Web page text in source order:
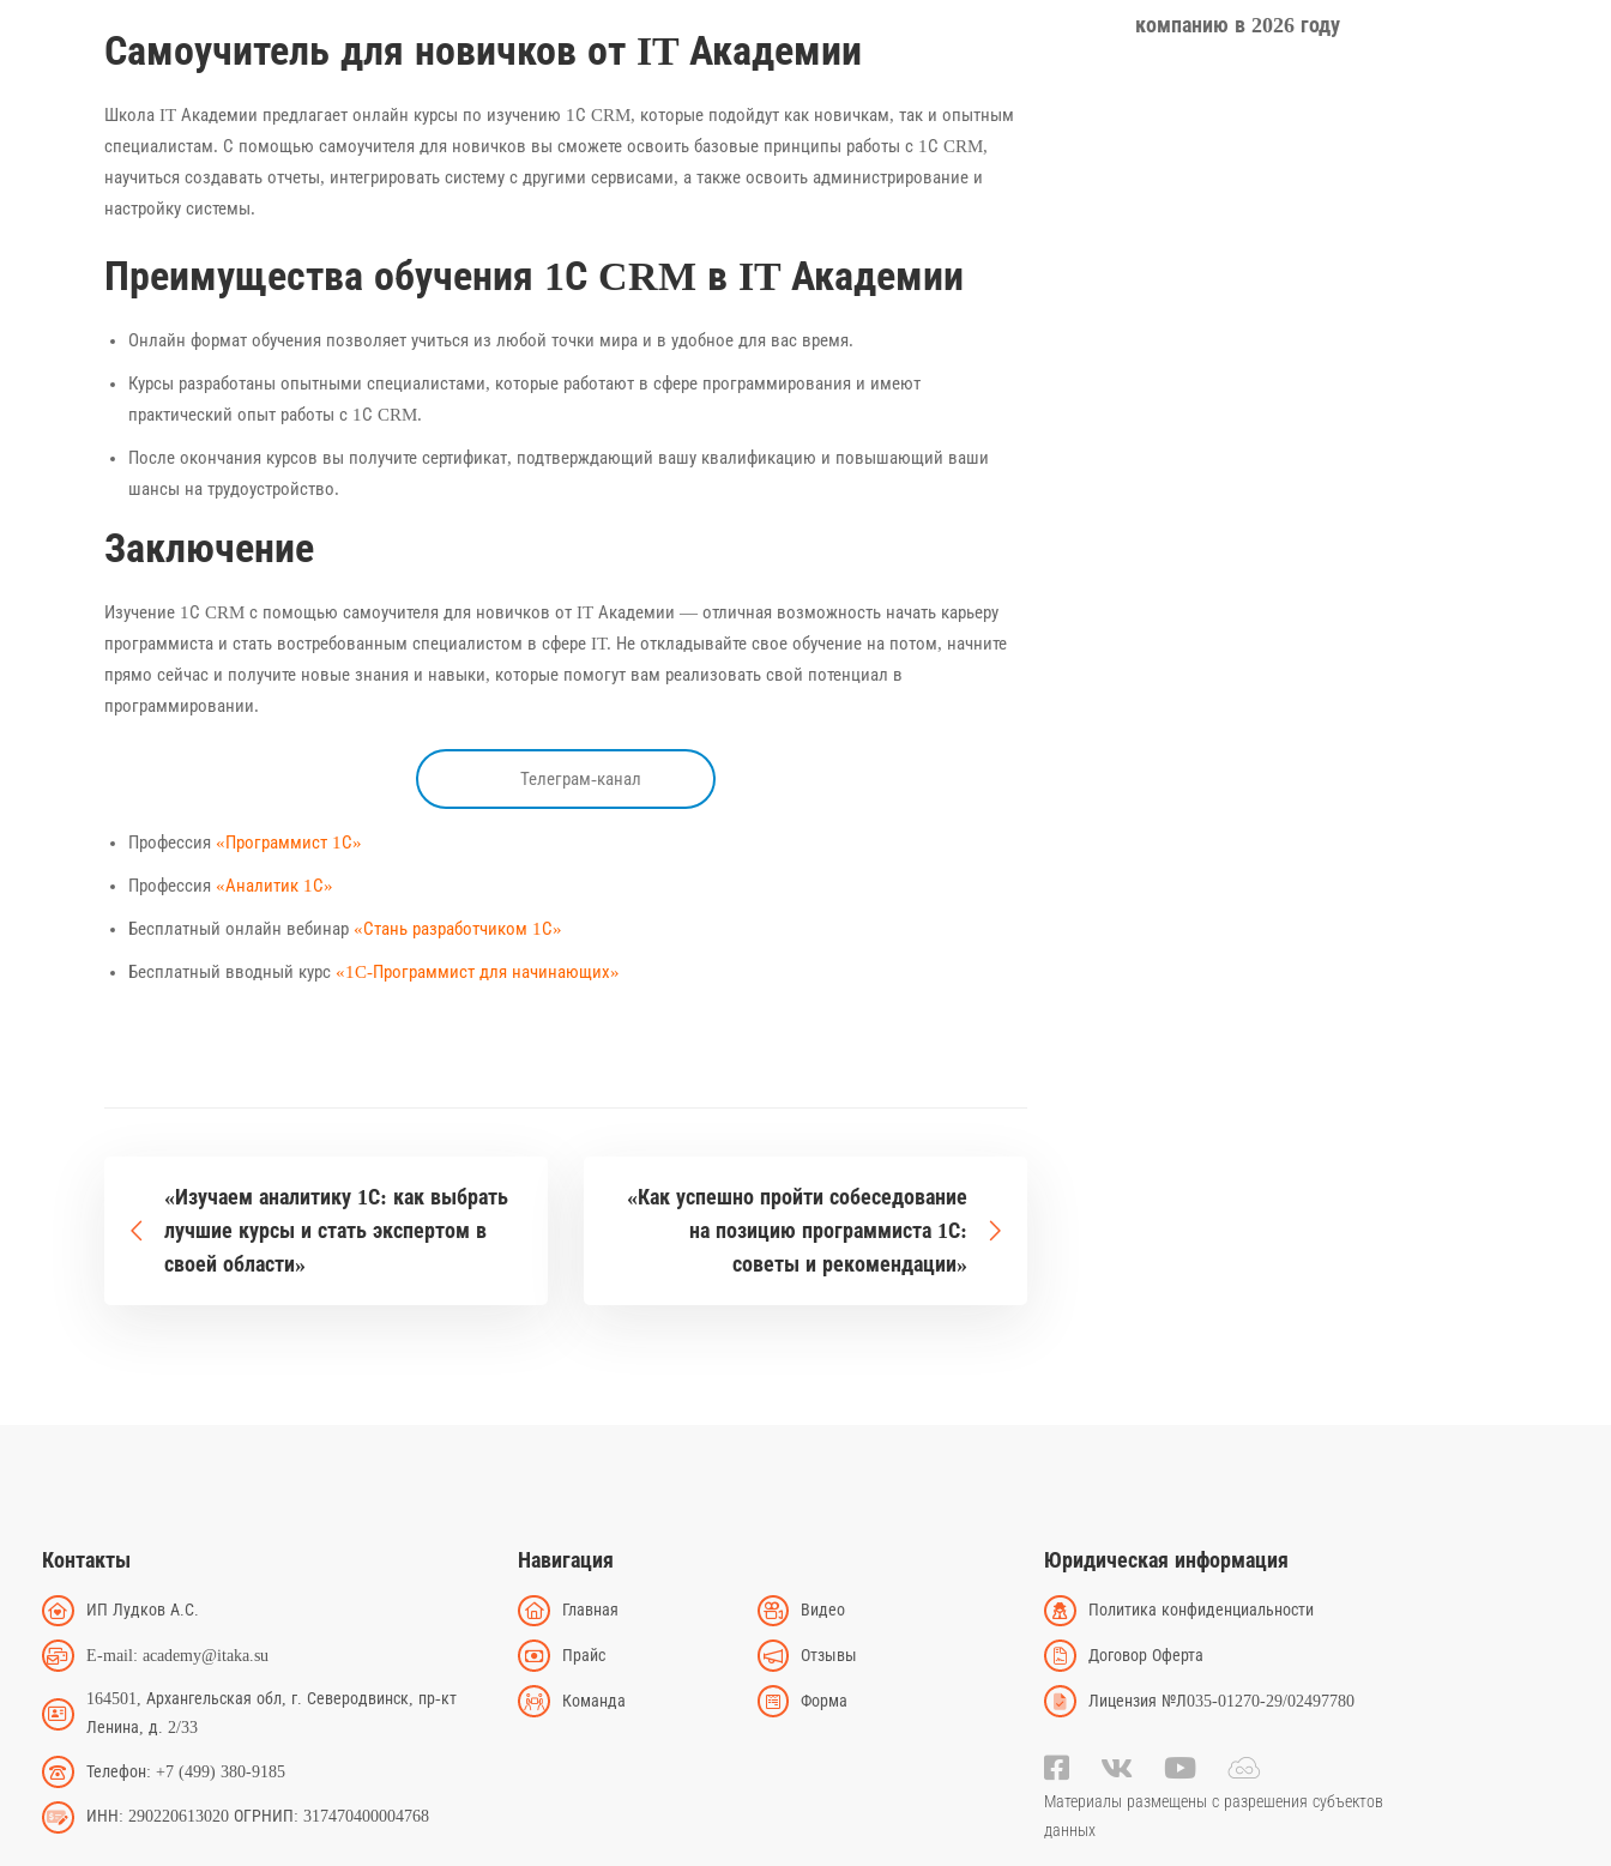
Самоучитель для новичков от IT Академии
Школа IT Академии предлагает онлайн курсы по изучению 1С CRM, которые подойдут как новичкам, так и опытным
специалистам. С помощью самоучителя для новичков вы сможете освоить базовые принципы работы с 1С CRM,
научиться создавать отчеты, интегрировать систему с другими сервисами, а также освоить администрирование и
настройку системы.
Преимущества обучения 1С CRM в IT Академии
Онлайн формат обучения позволяет учиться из любой точки мира и в удобное для вас время.
Курсы разработаны опытными специалистами, которые работают в сфере программирования и имеют
практический опыт работы с 1С CRM.
После окончания курсов вы получите сертификат, подтверждающий вашу квалификацию и повышающий ваши
шансы на трудоустройство.
Заключение
Изучение 1С CRM с помощью самоучителя для новичков от IT Академии — отличная возможность начать карьеру
программиста и стать востребованным специалистом в сфере IT. Не откладывайте свое обучение на потом, начните
прямо сейчас и получите новые знания и навыки, которые помогут вам реализовать свой потенциал в
программировании.
Телеграм-канал
Профессия «Программист 1С»
Профессия «Аналитик 1С»
Бесплатный онлайн вебинар «Стань разработчиком 1С»
Бесплатный вводный курс «1C-Программист для начинающих»
«Изучаем аналитику 1С: как выбрать
лучшие курсы и стать экспертом в
своей области»
«Как успешно пройти собеседование
на позицию программиста 1С:
советы и рекомендации»
компанию в 2026 году
Контакты
ИП Лудков А.С.
E-mail: academy@itaka.su
164501, Архангельская обл, г. Северодвинск, пр-кт
Ленина, д. 2/33
Телефон: +7 (499) 380-9185
ИНН: 290220613020 ОГРНИП: 317470400004768
Навигация
Главная Видео
Прайс Отзывы
Команда Форма
Юридическая информация
Политика конфиденциальности
Договор Оферта
Лицензия №Л035-01270-29/02497780
Материалы размещены с разрешения субъектов
данных